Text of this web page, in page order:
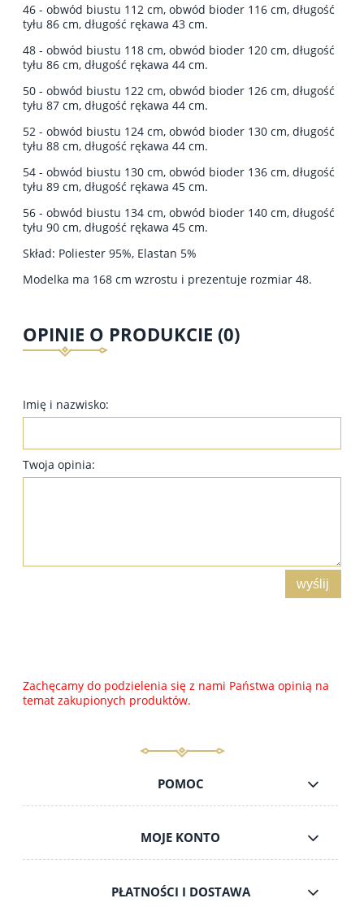
46 - obwód biustu 112 cm, obwód bioder 116 cm, długość
tyłu 86 cm, długość rękawa 43 cm.
48 - obwód biustu 118 cm, obwód bioder 120 cm, długość
tyłu 86 cm, długość rękawa 44 cm.
50 - obwód biustu 122 cm, obwód bioder 126 cm, długość
tyłu 87 cm, długość rękawa 44 cm.
52 - obwód biustu 124 cm, obwód bioder 130 cm, długość
tyłu 88 cm, długość rękawa 44 cm.
54 - obwód biustu 130 cm, obwód bioder 136 cm, długość
tyłu 89 cm, długość rękawa 45 cm.
56 - obwód biustu 134 cm, obwód bioder 140 cm, długość
tyłu 90 cm, długość rękawa 45 cm.
Skład: Poliester 95%, Elastan 5%
Modelka ma 168 cm wzrostu i prezentuje rozmiar 48.
OPINIE O PRODUKCIE (0)
Imię i nazwisko:
Twoja opinia:
wyślij
Zachęcamy do podzielenia się z nami Państwa opinią na
temat zakupionych produktów.
POMOC
MOJE KONTO
PŁATNOŚCI I DOSTAWA